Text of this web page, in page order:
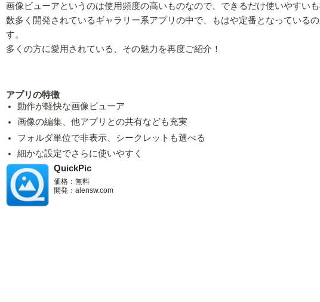
画像ビューアというのは使用頻度の高いものなので、できるだけ使いやすいも
数多く開発されているギャラリー系アプリの中で、もはや定番となっている
す。
多くの方に愛用されている、その魅力を再度ご紹介！
アプリの特徴
動作が軽快な画像ビューア
画像の編集、他アプリとの共有なども充実
フォルダ単位で非表示、シークレットも選べる
細かな設定でさらに使いやすく
QuickPic
価格：無料
開発：alensw.com